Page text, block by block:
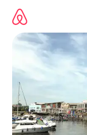
directement
contenu